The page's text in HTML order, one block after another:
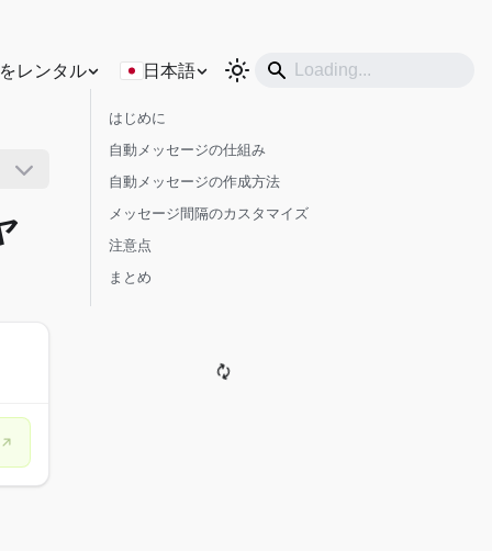
レンタル 日本語
はじめに
自動メッセージの仕組み
自動メッセージの作成方法
メッセージ間隔のカスタマイズ
注意点
まとめ